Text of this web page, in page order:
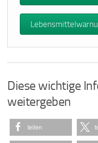
Diese wichtige
weitergeben
teilen